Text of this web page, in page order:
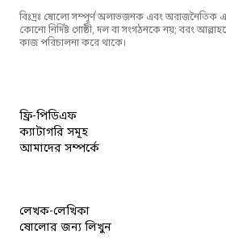
বিঃদ্রঃ ষোলো সম্পূর্ণ অলাভজনক এবং অরাজনৈতিক
কোনো নির্দিষ্ট গোষ্ঠী, দল বা সংগঠনকে নয়; বরং
কাজ পরিচালনা করে থাকে।
ফ্রি-পিডিএফ
ক্যাটাগরি সমূহ
আমাদের সম্পর্কে
লেখক-লেখিকা
ষোলোর জন্য লিখুন